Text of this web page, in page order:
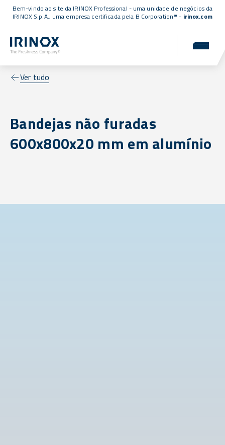
Bem-vindo ao site da IRINOX Professional - uma unidade de negócios da
IRINOX S.p.A., uma empresa certificada pela B Corporation™ - irinox.com
Ver tudo
Bandejas não furadas
600x800x20 mm em alumínio